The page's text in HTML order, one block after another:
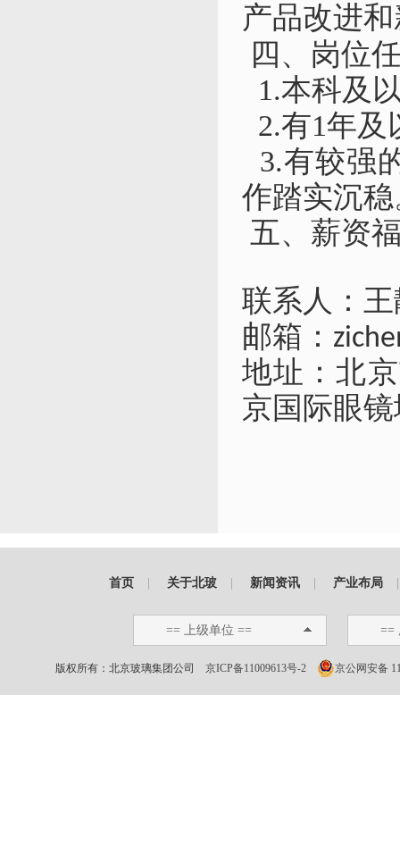
产品改进
四、 岗位
1.本科及
2.有1年及
3.有较强
作踏实沉
五、薪资
联系人：
邮箱：
地址：北
京国际眼
首页 关于北玻 新闻资讯 产业布局
== 上级单位 == ==
版权所有：北京玻璃集团公司 京ICP备11009613号-2 京公网安备